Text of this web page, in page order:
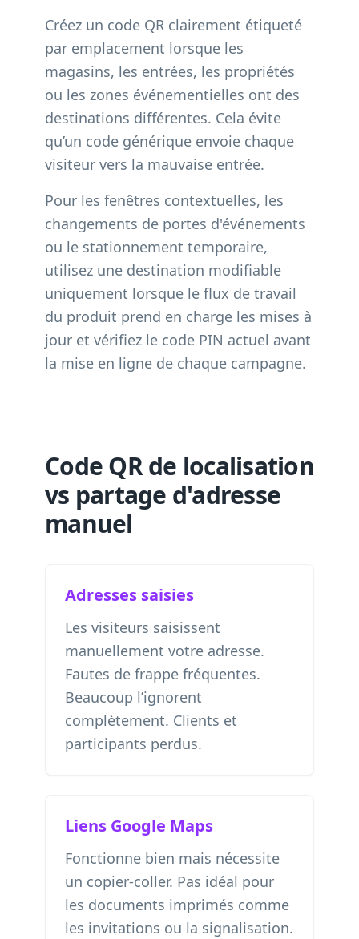
Créez un code QR clairement étiqueté
par emplacement lorsque les
magasins, les entrées, les propriétés
ou les zones événementielles ont des
destinations différentes. Cela évite
qu’un code générique envoie chaque
visiteur vers la mauvaise entrée.
Pour les fenêtres contextuelles, les
changements de portes d'événements
ou le stationnement temporaire,
utilisez une destination modifiable
uniquement lorsque le flux de travail
du produit prend en charge les mises à
jour et vérifiez le code PIN actuel avant
la mise en ligne de chaque campagne.
Code QR de localisation
vs partage d'adresse
manuel
Adresses saisies
Les visiteurs saisissent
manuellement votre adresse.
Fautes de frappe fréquentes.
Beaucoup l’ignorent
complètement. Clients et
participants perdus.
Liens Google Maps
Fonctionne bien mais nécessite
un copier-coller. Pas idéal pour
les documents imprimés comme
les invitations ou la signalisation.